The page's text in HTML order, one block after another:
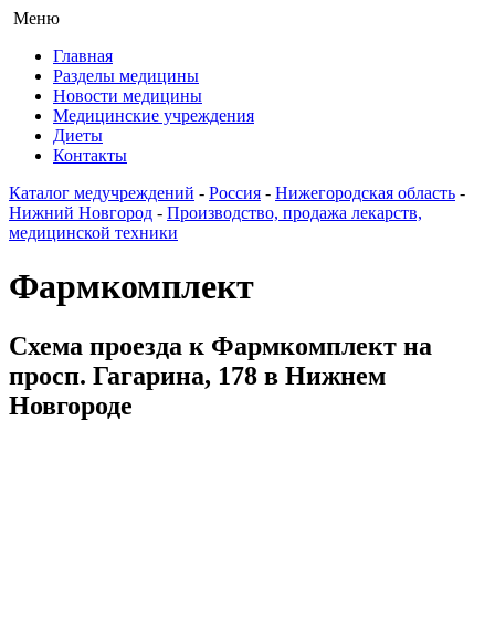
Меню
Главная
Разделы медицины
Новости медицины
Медицинские учреждения
Диеты
Контакты
Каталог медучреждений - Россия - Нижегородская область -
Нижний Новгород - Производство, продажа лекарств,
медицинской техники
Фармкомплект
Схема проезда к Фармкомплект на
просп. Гагарина, 178 в Нижнем
Новгороде